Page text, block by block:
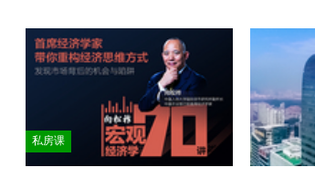
私房课